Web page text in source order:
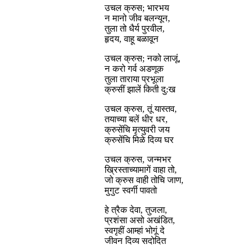
उचल क्रुस; भारभय
न मानो जीव बलन्यून,
तुला तो धैर्य पुरवील,
हृदय, वाहू बळावून
उचल क्रुस; नको लाजूं,
न करो गर्व अडणूक
तुला ताराया प्रभूला
क्रुसीं झालें किती दु:ख
उचल क्रुस, तूं यास्तव,
तयाच्या बलें धीर धर,
क्रुसेंचि मृत्युवरी जय
क्रुसेंचि मिळे दिव्य घर
उचल क्रुस, जन्मभर
ख्रिस्ताच्यामागें वाहा तो,
जो क्रुस वाही तोचि जाण,
मुगुट स्वर्गी पावतो
हे त्रैक देवा, तुजला,
प्रशंसा असो अखंडित,
स्वगृहीं आम्हां भोगूं दे
जीवन दिव्य सदोदित